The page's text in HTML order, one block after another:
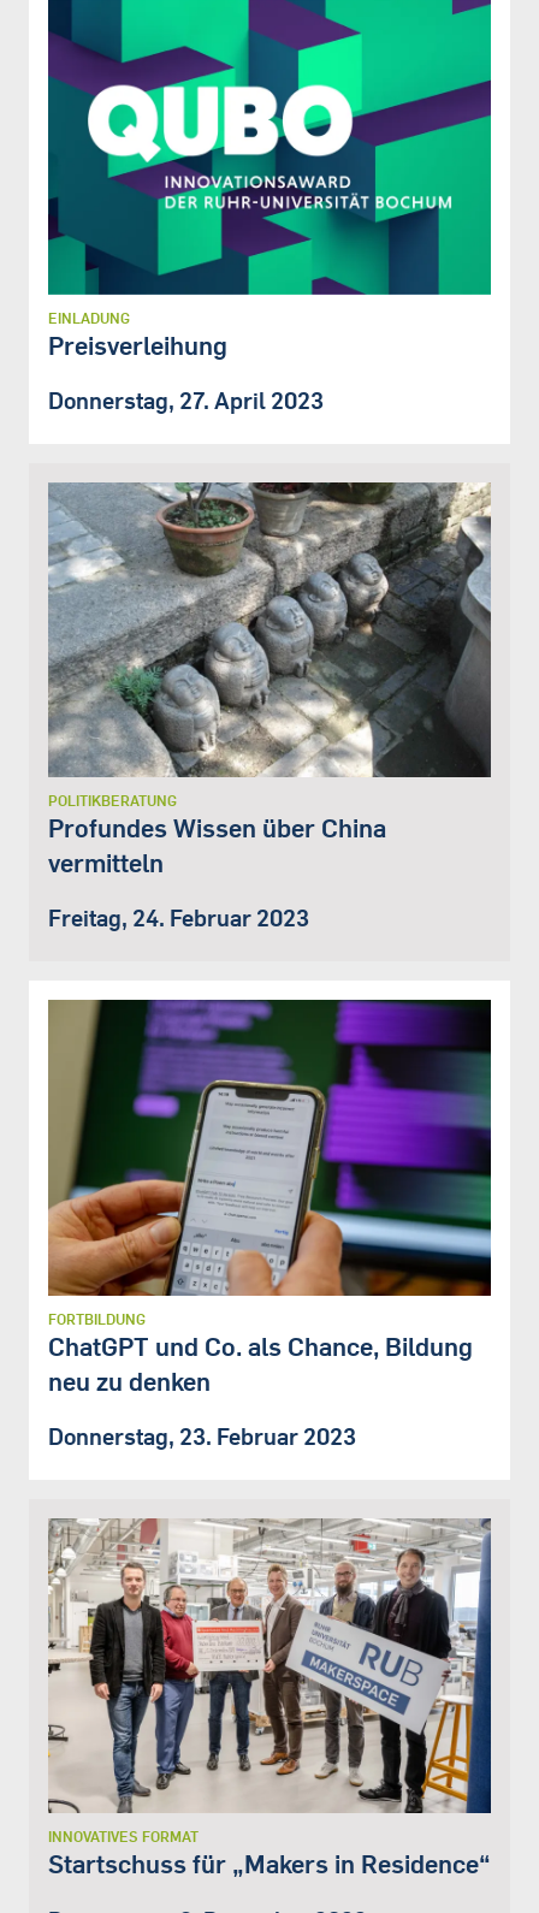
EINLADUNG
Preisverleihung
Donnerstag, 27. April 2023
POLITIKBERATUNG
Profundes Wissen über China
vermitteln
Freitag, 24. Februar 2023
FORTBILDUNG
ChatGPT und Co. als Chance, Bildung
neu zu denken
Donnerstag, 23. Februar 2023
INNOVATIVES FORMAT
Startschuss für „Makers in Residence“